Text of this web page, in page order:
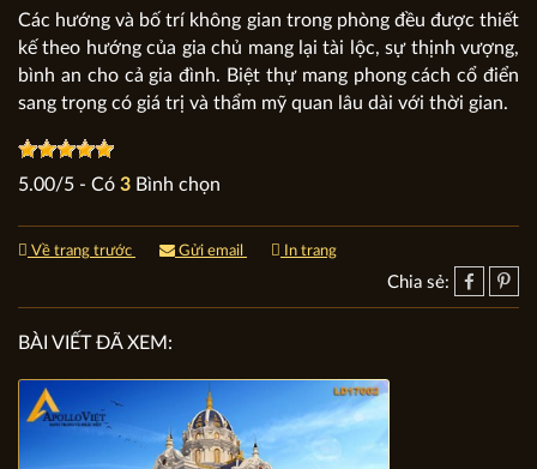
Các hướng và bố trí không gian trong phòng đều được thiết
kế theo hướng của gia chủ mang lại tài lộc, sự thịnh vượng,
bình an cho cả gia đình. Biệt thự mang phong cách cổ điển
sang trọng có giá trị và thẩm mỹ quan lâu dài với thời gian.
5.00/5 - Có 3 Bình chọn
Về trang trước Gửi email In trang
Chia sẻ:
BÀI VIẾT ĐÃ XEM: